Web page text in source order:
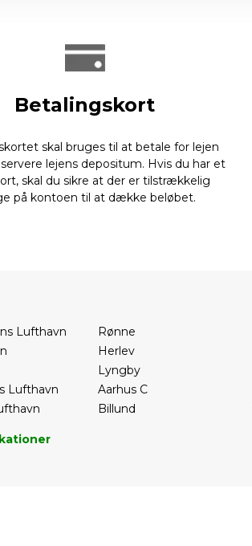
Betalingskort
skal bruges til at betale for lejen
lejens depositum. Hvis du har et
skal du sikre at der er tilstrækkelig
på kontoen til at dække beløbet.
Lufthavn
Lufthavn
Rønne
Herlev
Lyngby
Aarhus C
Billund